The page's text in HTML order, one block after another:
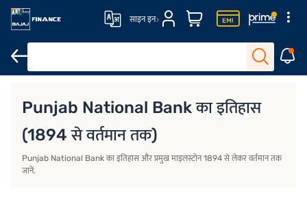
साइन इन
Punjab National Bank का इतिहास
(1894 से वर्तमान तक)
Punjab National Bank का इतिहास और प्रमुख माइलस्टोन 1894 से लेकर वर्तमान तक
जानें.